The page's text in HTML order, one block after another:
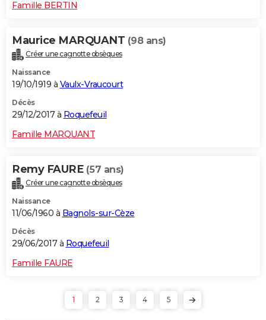
Famille BERTIN
Maurice MARQUANT (98 ans)
Créer une cagnotte obsèques
Naissance
19/10/1919 à Vaulx-Vraucourt
Décès
29/12/2017 à Roquefeuil
Famille MARQUANT
Remy FAURE (57 ans)
Créer une cagnotte obsèques
Naissance
11/06/1960 à Bagnols-sur-Cèze
Décès
29/06/2017 à Roquefeuil
Famille FAURE
1 2 3 4 5